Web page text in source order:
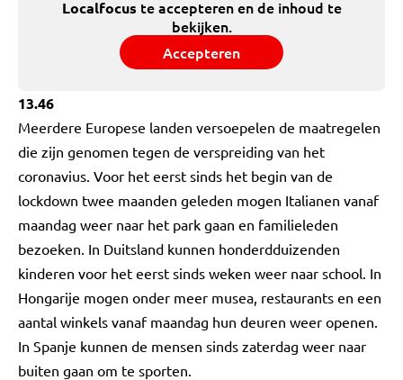
Localfocus te accepteren en de inhoud te
bekijken.
Accepteren
13.46
Meerdere Europese landen versoepelen de maatregelen
die zijn genomen tegen de verspreiding van het
coronavius. Voor het eerst sinds het begin van de
lockdown twee maanden geleden mogen Italianen vanaf
maandag weer naar het park gaan en familieleden
bezoeken. In Duitsland kunnen honderdduizenden
kinderen voor het eerst sinds weken weer naar school. In
Hongarije mogen onder meer musea, restaurants en een
aantal winkels vanaf maandag hun deuren weer openen.
In Spanje kunnen de mensen sinds zaterdag weer naar
buiten gaan om te sporten.